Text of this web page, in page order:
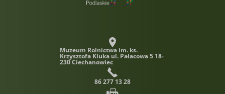
Muzeum Rolnictwa im. ks.
Krzysztofa Kluka ul. Pałacowa 5 18-
230 Ciechanowiec
86 277 13 28